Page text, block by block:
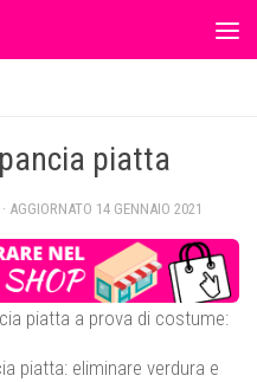
piatta
· AGGIORNATO 14 GENNAIO 2021
piatta a prova di costume:
piatta: eliminare verdura e